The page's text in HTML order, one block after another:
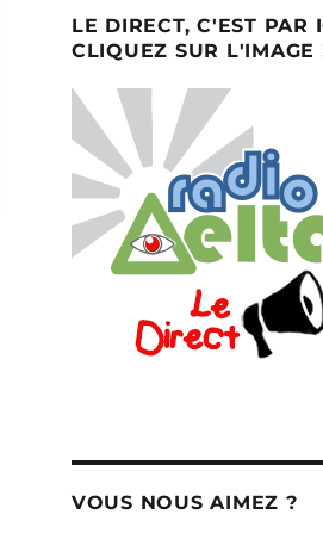
LE DIRECT, C'EST PAR
CLIQUEZ SUR L'IMAGE
VOUS NOUS AIMEZ ?